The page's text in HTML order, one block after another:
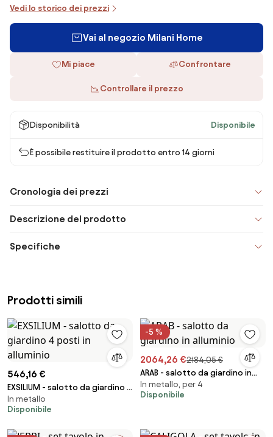
Vedi lo storico dei prezzi
Vai al negozio Milani Home
Mi piace Confrontare
Controllare il prezzo
Disponibilità Disponibile
È possibile restituire il prodotto entro 14 giorni
Cronologia dei prezzi
Descrizione del prodotto
Specifiche
Prodotti simili
546,16 €
EXSILIUM - salotto da giardino 4
posti in alluminio
In metallo
Disponibile
-5 %
2064,26 €2184,05 €
ARAB - salotto da giardino in
alluminio
In metallo, per 4
Disponibile